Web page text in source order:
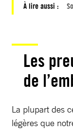
À lire aussi :
Les
de
La plupart des
légères que